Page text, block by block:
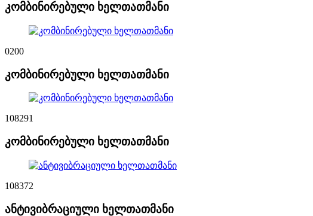
კომბინირებული ხელთათმანი
0200
კომბინირებული ხელთათმანი
108291
კომბინირებული ხელთათმანი
108372
ანტივიბრაციული ხელთათმანი